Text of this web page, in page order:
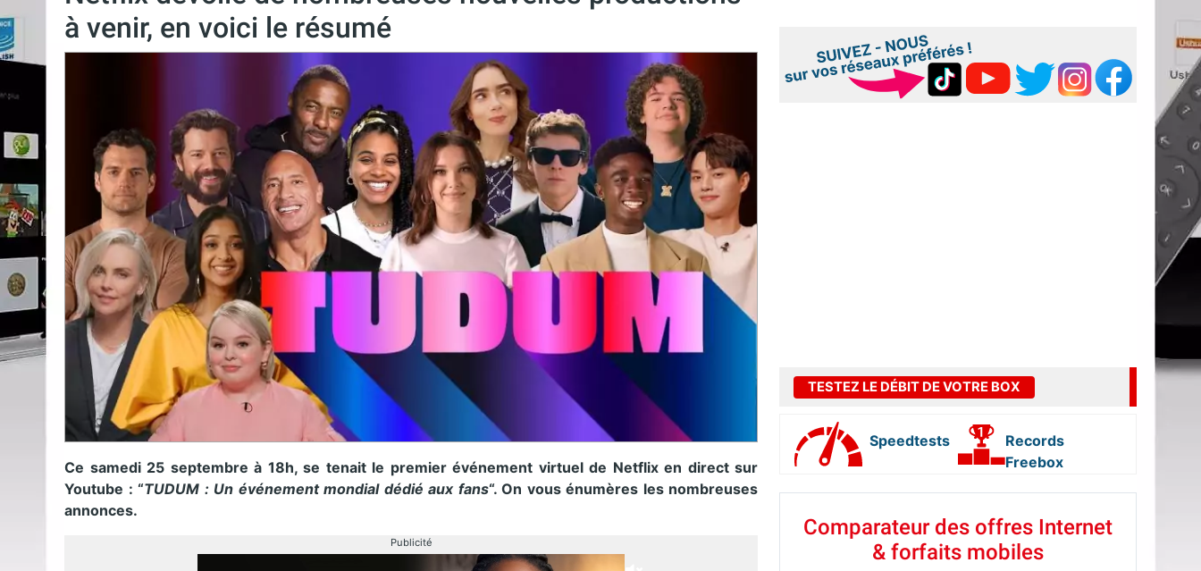
à venir, en voici le résumé
Ce samedi 25 septembre à 18h, se tenait le premier événement virtuel de Netflix en direct sur
Youtube : “TUDUM : Un événement mondial dédié aux fans“. On vous énumères les nombreuses
annonces.
Publicité
TESTEZ LE DÉBIT DE VOTRE BOX
Speedtests
Records
Freebox
Comparateur des offres Internet
& forfaits mobiles